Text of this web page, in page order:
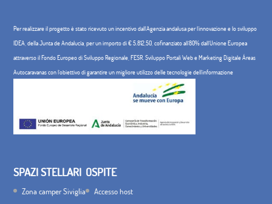
Per realizzare il progetto è stato ricevuto un incentivo dall'Agenzia andalusa per l'innovazione e lo sviluppo
IDEA, della Junta de Andalucía, per un importo di € 5.812,50, cofinanziato all'80% dall'Unione Europea
attraverso il Fondo Europeo di Sviluppo Regionale, FESR. Sviluppo Portali Web e Marketing Digitale Áreas
Autocaravanas con l'obiettivo di garantire un migliore utilizzo delle tecnologie dell'informazione
SPAZI STELLARI
Zona camper Siviglia
OSPITE
Accesso host